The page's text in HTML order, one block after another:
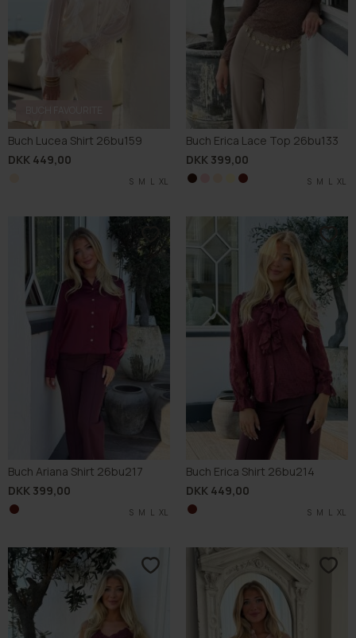
Buch Lucea Shirt 26bu159
DKK 449,00
S M L XL
Buch Erica Lace Top 26bu133
DKK 399,00
S M L XL
S M L XL
S M L XLL
S M L XL
Buch Ariana Shirt 26bu217
DKK 399,00
S M L XL
Buch Erica Shirt 26bu214
DKK 449,00
S M L XL